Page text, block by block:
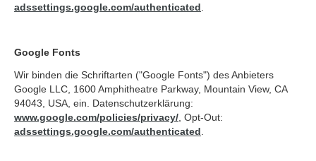
adssettings.google.com/authenticated.
Google Fonts
Wir binden die Schriftarten ("Google Fonts") des Anbieters
Google LLC, 1600 Amphitheatre Parkway, Mountain View, CA
94043, USA, ein. Datenschutzerklärung:
www.google.com/policies/privacy/, Opt-Out:
adssettings.google.com/authenticated.